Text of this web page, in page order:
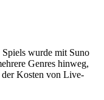
Spiels wurde mit Suno
Genres hinweg,
der Kosten von Live-